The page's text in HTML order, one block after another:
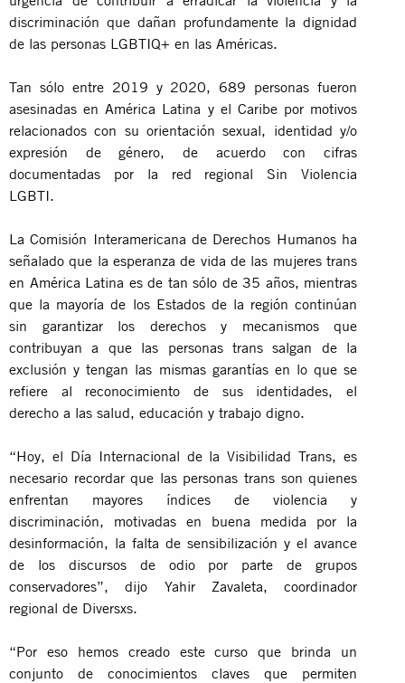
discriminación que dañan profundamente la dignidad
de las personas LGBTIQ+ en las Américas.
Tan sólo entre 2019 y 2020, 689 personas fueron
asesinadas en América Latina y el Caribe por motivos
relacionados con su orientación sexual, identidad y/o
expresión de género, de acuerdo con cifras
documentadas por la red regional Sin Violencia
LGBTI.
La Comisión Interamericana de Derechos Humanos ha
señalado que la esperanza de vida de las mujeres trans
en América Latina es de tan sólo de 35 años, mientras
que la mayoría de los Estados de la región continúan
sin garantizar los derechos y mecanismos que
contribuyan a que las personas trans salgan de la
exclusión y tengan las mismas garantías en lo que se
refiere al reconocimiento de sus identidades, el
derecho a las salud, educación y trabajo digno.
“Hoy, el Día Internacional de la Visibilidad Trans, es
necesario recordar que las personas trans son quienes
enfrentan mayores índices de violencia y
discriminación, motivadas en buena medida por la
desinformación, la falta de sensibilización y el avance
de los discursos de odio por parte de grupos
conservadores”, dijo Yahir Zavaleta, coordinador
regional de Diversxs.
“Por eso hemos creado este curso que brinda un
conjunto de conocimientos claves que permiten